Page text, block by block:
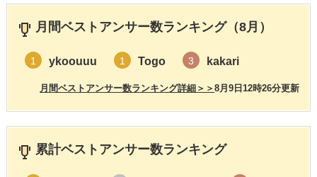
月間ベストアンサー数ランキング（8月）
1 ykoouuu 1 Togo 3 kakari
8月9日12時26分更新
月間ベストアンサー数ランキング詳細＞＞
累計ベストアンサー数ランキング